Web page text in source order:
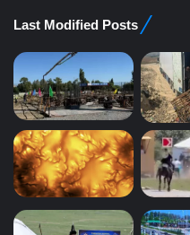
Last Modified Posts